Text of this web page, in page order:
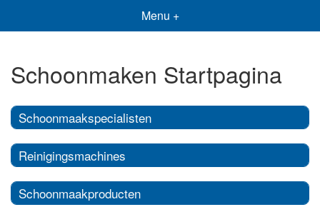
Menu +
Schoonmaken Startpagina
Schoonmaakspecialisten
Reinigingsmachines
Schoonmaakproducten